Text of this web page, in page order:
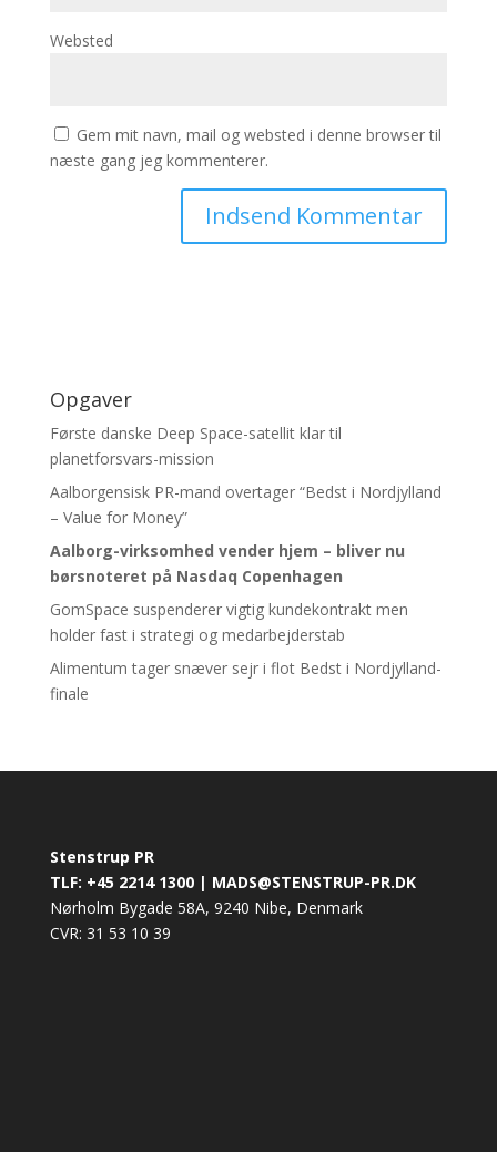
Websted
Gem mit navn, mail og websted i denne browser til
næste gang jeg kommenterer.
Opgaver
Første danske Deep Space-satellit klar til
planetforsvars-mission
Aalborgensisk PR-mand overtager “Bedst i Nordjylland
– Value for Money”
Aalborg-virksomhed vender hjem – bliver nu
børsnoteret på Nasdaq Copenhagen
GomSpace suspenderer vigtig kundekontrakt men
holder fast i strategi og medarbejderstab
Alimentum tager snæver sejr i flot Bedst i Nordjylland-
finale
Stenstrup PR
TLF: +45 2214 1300 | MADS@STENSTRUP-PR.DK
Nørholm Bygade 58A, 9240 Nibe, Denmark
CVR: 31 53 10 39